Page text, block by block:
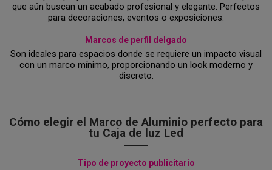
que aún buscan un acabado profesional y elegante. Perfectos
para decoraciones, eventos o exposiciones.
Marcos de perfil delgado
Son ideales para espacios donde se requiere un impacto visual
con un marco mínimo, proporcionando un look moderno y
discreto.
Cómo elegir el Marco de Aluminio perfecto para
tu Caja de luz Led
Tipo de proyecto publicitario